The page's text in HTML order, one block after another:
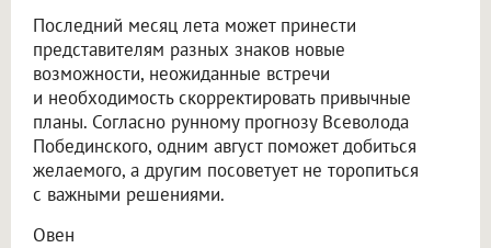
Последний месяц лета может принести
представителям разных знаков новые
возможности, неожиданные встречи
и необходимость скорректировать привычные
планы. Согласно рунному прогнозу Всеволода
Побединского, одним август поможет добиться
желаемого, а другим посоветует не торопиться
с важными решениями.
Овен